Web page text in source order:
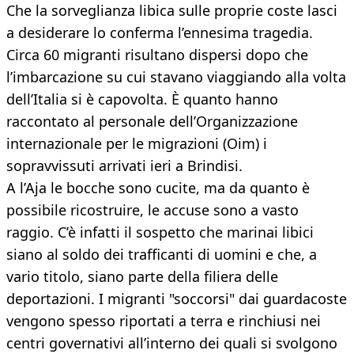
Che la sorveglianza libica sulle proprie coste lasci
a desiderare lo conferma l’ennesima tragedia.
Circa 60 migranti risultano dispersi dopo che
l’imbarcazione su cui stavano viaggiando alla volta
dell’Italia si è capovolta. È quanto hanno
raccontato al personale dell’Organizzazione
internazionale per le migrazioni (Oim) i
sopravvissuti arrivati ieri a Brindisi.
A l’Aja le bocche sono cucite, ma da quanto è
possibile ricostruire, le accuse sono a vasto
raggio. C’è infatti il sospetto che marinai libici
siano al soldo dei trafficanti di uomini e che, a
vario titolo, siano parte della filiera delle
deportazioni. I migranti "soccorsi" dai guardacoste
vengono spesso riportati a terra e rinchiusi nei
centri governativi all’interno dei quali si svolgono